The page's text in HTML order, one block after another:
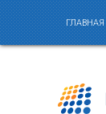
ГЛАВНАЯ